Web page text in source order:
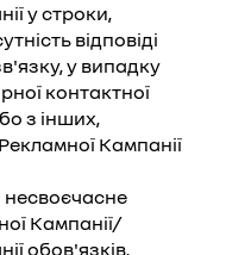
у строки,
відповіді
у випадку
контактної
з інших,
Кампанії
Кампанії/
обов'язків,